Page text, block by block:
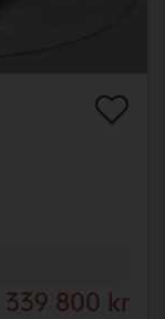
339 800 kr